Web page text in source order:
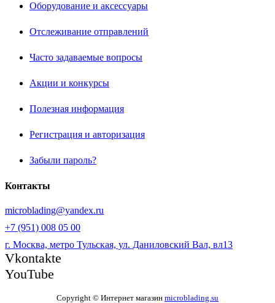
Оборудование и аксессуары
Отслеживание отправлений
Часто задаваемые вопросы
Акции и конкурсы
Полезная информация
Регистрация и авторизация
Забыли пароль?
Контакты
microblading@yandex.ru
+7 (951) 008 05 00
г. Москва, метро Тульская, ул. Даниловский Вал, вл13
Vkontakte
YouTube
Copyright © Интернет магазин microblading.su